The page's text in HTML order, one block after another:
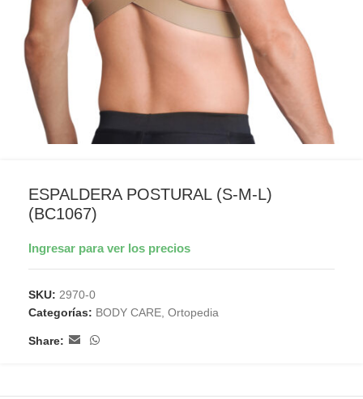
ESPALDERA POSTURAL (S-M-L)
(BC1067)
Ingresar para ver los precios
SKU: 2970-0
Categorías: BODY CARE Ortopedia
Share: